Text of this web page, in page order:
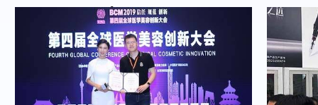
académica de la
asociación médica hunan